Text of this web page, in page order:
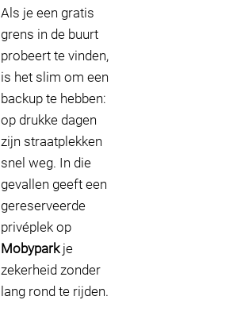
Als je een gratis
grens in de buurt
probeert te vinden,
is het slim om een
backup te hebben:
op drukke dagen
zijn straatplekken
snel weg. In die
gevallen geeft een
gereserveerde
privéplek op
Mobyparkje
zekerheid zonder
lang rond te rijden.